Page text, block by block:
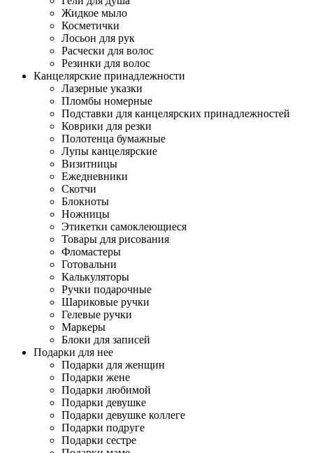
Жидкое мыло
Косметички
Лосьон для рук
Расчески для волос
Резинки для волос
Канцелярские принадлежности
Лазерные указки
Пломбы номерные
Подставки для канцелярских принадлежностей
Коврики для резки
Полотенца бумажные
Лупы канцелярские
Визитницы
Ежедневники
Скотчи
Блокноты
Ножницы
Этикетки самоклеющиеся
Товары для рисования
Фломастеры
Готовальни
Калькуляторы
Ручки подарочные
Шариковые ручки
Гелевые ручки
Маркеры
Блоки для записей
Подарки для нее
Подарки для женщин
Подарки жене
Подарки любимой
Подарки девушке
Подарки девушке коллеге
Подарки подруге
Подарки сестре